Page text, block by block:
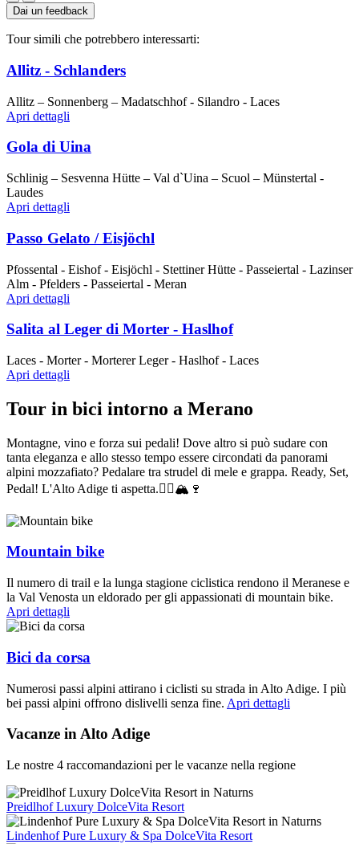
Dai un feedback
Tour simili che potrebbero interessarti:
Allitz - Schlanders
Allitz – Sonnenberg – Madatschhof - Silandro - Laces
Apri dettagli
Gola di Uina
Schlinig – Sesvenna Hütte – Val d`Uina – Scuol – Münstertal -
Laudes
Apri dettagli
Passo Gelato / Eisjöchl
Pfossental - Eishof - Eisjöchl - Stettiner Hütte - Passeiertal - Lazinser
Alm - Pfelders - Passeiertal - Meran
Apri dettagli
Salita al Leger di Morter - Haslhof
Laces - Morter - Morterer Leger - Haslhof - Laces
Apri dettagli
Tour in bici intorno a Merano
Montagne, vino e forza sui pedali! Dove altro si può sudare con
tanta eleganza e allo stesso tempo essere circondati da panorami
alpini mozzafiato? Pedalare tra strudel di mele e grappa. Ready, Set,
Pedal! L'Alto Adige ti aspetta.🚴‍♂️🏔🍷
Mountain bike
Il numero di trail e la lunga stagione ciclistica rendono il Meranese e
la Val Venosta un eldorado per gli appassionati di mountain bike.
Apri dettagli
Bici da corsa
Numerosi passi alpini attirano i ciclisti su strada in Alto Adige. I più
bei passi alpini offrono dislivelli senza fine. Apri dettagli
Vacanze in Alto Adige
Le nostre 4 raccomandazioni per le vacanze nella regione
Preidlhof Luxury DolceVita Resort
Lindenhof Pure Luxury & Spa DolceVita Resort